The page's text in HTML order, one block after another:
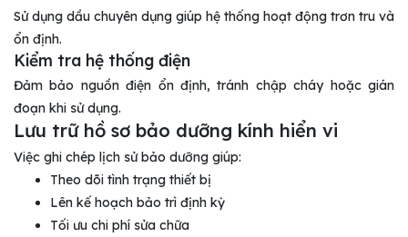
Sử dụng dầu chuyên dụng giúp hệ thống hoạt động trơn tru và
ổn định.
Kiểm tra hệ thống điện
Đảm bảo nguồn điện ổn định, tránh chập cháy hoặc gián
đoạn khi sử dụng.
Lưu trữ hồ sơ bảo dưỡng kính hiển vi
Việc ghi chép lịch sử bảo dưỡng giúp:
Theo dõi tình trạng thiết bị
Lên kế hoạch bảo trì định kỳ
Tối ưu chi phí sửa chữa